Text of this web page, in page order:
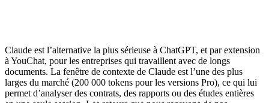
Claude est l’alternative la plus sérieuse à ChatGPT, et par extension
à YouChat, pour les entreprises qui travaillent avec de longs
documents. La fenêtre de contexte de Claude est l’une des plus
larges du marché (200 000 tokens pour les versions Pro), ce qui lui
permet d’analyser des contrats, des rapports ou des études entières